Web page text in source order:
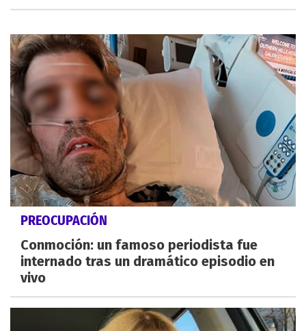
PREOCUPACIÓN
Conmoción: un famoso periodista fue
internado tras un dramático episodio en
vivo